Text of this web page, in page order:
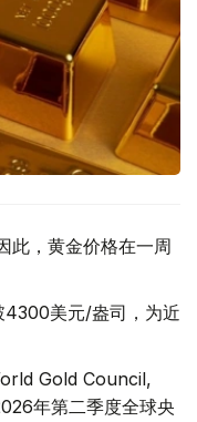
此，黄金价格在一周
4300美元/盎司，为近
Gold Council,
年第二季度全球央